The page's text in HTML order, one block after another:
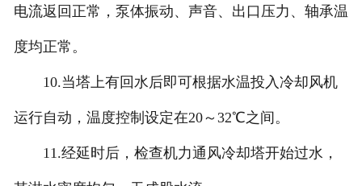
电流返回正常，泵体振动、声音、出口压力、轴承温
度均正常。
10.当塔上有回水后即可根据水温投入冷却风机
运行自动，温度控制设定在20～32℃之间。
11.经延时后，检查机力通风冷却塔开始过水，